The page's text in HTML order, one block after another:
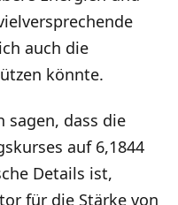
auch die
könnte.
sagen, dass die
auf 6,1844
Details ist,
für die Stärke von